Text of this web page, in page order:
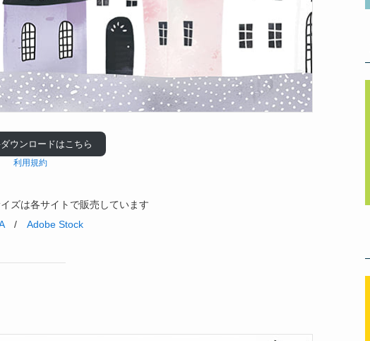
ウンロードはこちら
利用規約
ズは各サイトで販売しています
/ Adobe Stock